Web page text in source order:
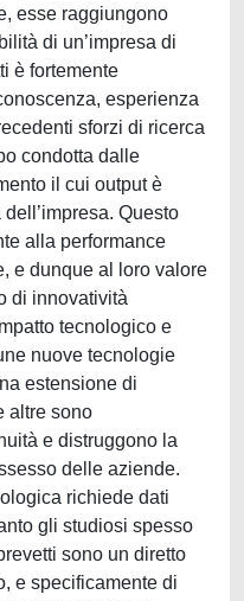
esse raggiungono
di un’impresa di
è fortemente
esperienza
sforzi di ricerca
condotta dalle
il cui output è
Questo
alla performance
e dunque al loro valore
di innovatività
tecnologico e
nuove tecnologie
estensione di
altre sono
e distruggono la
delle aziende.
richiede dati
gli studiosi spesso
sono un diretto
e specificamente di